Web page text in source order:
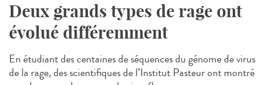
Deux grands types de rage ont
évolué différemment
En étudiant des centaines de séquences du génome de virus
de la rage, des scientifiques de l’Institut Pasteur ont montré